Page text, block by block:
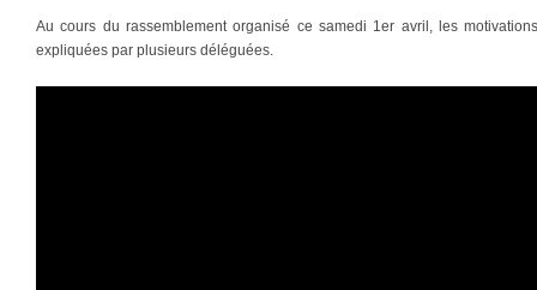
Au cours du rassemblement organisé ce samedi 1er avril, les
expliquées par plusieurs déléguées.